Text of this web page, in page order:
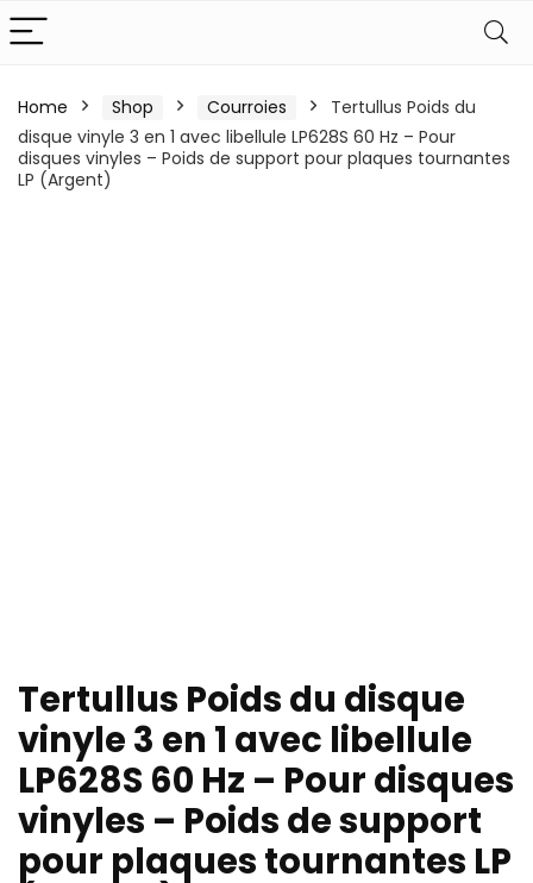
Home Shop Courroies
Tertullus Poids du
disque vinyle 3 en 1 avec libellule LP628S 60 Hz – Pour
disques vinyles – Poids de support pour plaques tournantes
LP (Argent)
Tertullus Poids du disque
vinyle 3 en 1 avec libellule
LP628S 60 Hz – Pour disques
vinyles – Poids de support
pour plaques tournantes LP